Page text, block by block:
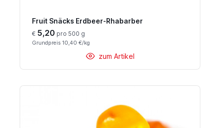
Fruit Snäcks Erdbeer-Rhabarber
€ 5,20 pro 500 g
Grundpreis 10,40 €/kg
zum Artikel